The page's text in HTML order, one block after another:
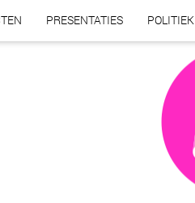
PRESENTATIES POLITIEK